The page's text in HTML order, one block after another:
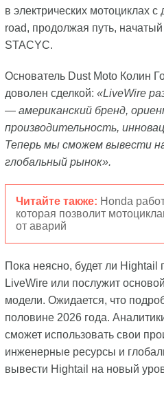
в электрических мотоциклах
road, продолжая путь, начатый
STACYC.
Основатель Dust Moto Колин
доволен сделкой: «LiveWire
— американский бренд,
производительность,
Теперь мы сможем вывести
глобальный рынок».
Читайте также: Honda
которая позволит
от аварий
Пока неясно, будет ли Hightail
LiveWire или послужит
модели. Ожидается, что
половине 2026 года.
сможет использовать свои
инженерные ресурсы и
вывести Hightail на новый